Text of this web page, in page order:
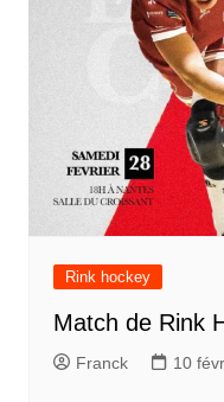
Rink hockey
Match de Rink
Franck 10